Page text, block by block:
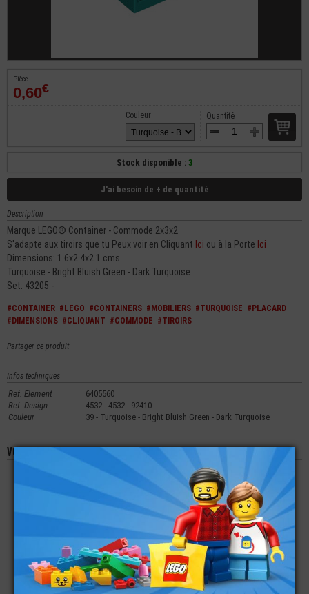
Pièce
0,60€
Quantité
Couleur
Stock disponible : 3
J'ai besoin de + de quantité
Description
Marque LEGO® Container - Commode 2x3x2
S'adapte aux tiroirs que tu Peux voir en Cliquant Ici ou à la Porte Ici
Dimensions: 1.6x2.4x2.1 cms
Turquoise - Bright Bluish Green - Dark Turquoise
Set: 43205 -
#CONTAINER #LEGO #CONTAINERS #MOBILIERS #TURQUOISE #PLACARD
#DIMENSIONS #CLIQUANT #COMMODE #TIROIRS
Partager ce produit
Infos techniques
Ref. Element
6405560
Ref. Design
4532 - 4532 - 92410
Couleur
39 - Turquoise - Bright Bluish Green - Dark Turquoise
Vous aimerez aussi les produits suivants
LEGO® BOITE AUX
CONTAINER 2X2X2
0,40€
LEGO® TIROIR
CONTAINER 2X3
(MODÈLE RENFORCÉ)
1,29€
LEGO® TECHNIC
CONTAINER 6X8X2
19,90€